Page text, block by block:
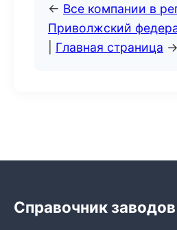
← Все компании в
Приволжский
Главная страница →
Справочник